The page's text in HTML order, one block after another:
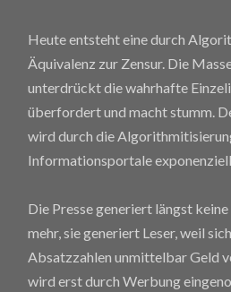
Heute entsteht eine durch
Äquivalenz zur Zensur. Die
unterdrückt die wahrhafte
überfordert und macht stumm.
wird durch die
Informationsportale
Die Presse generiert längst
mehr, sie generiert Leser, weil
Absatzzahlen unmittelbar Geld
wird erst durch Werbung